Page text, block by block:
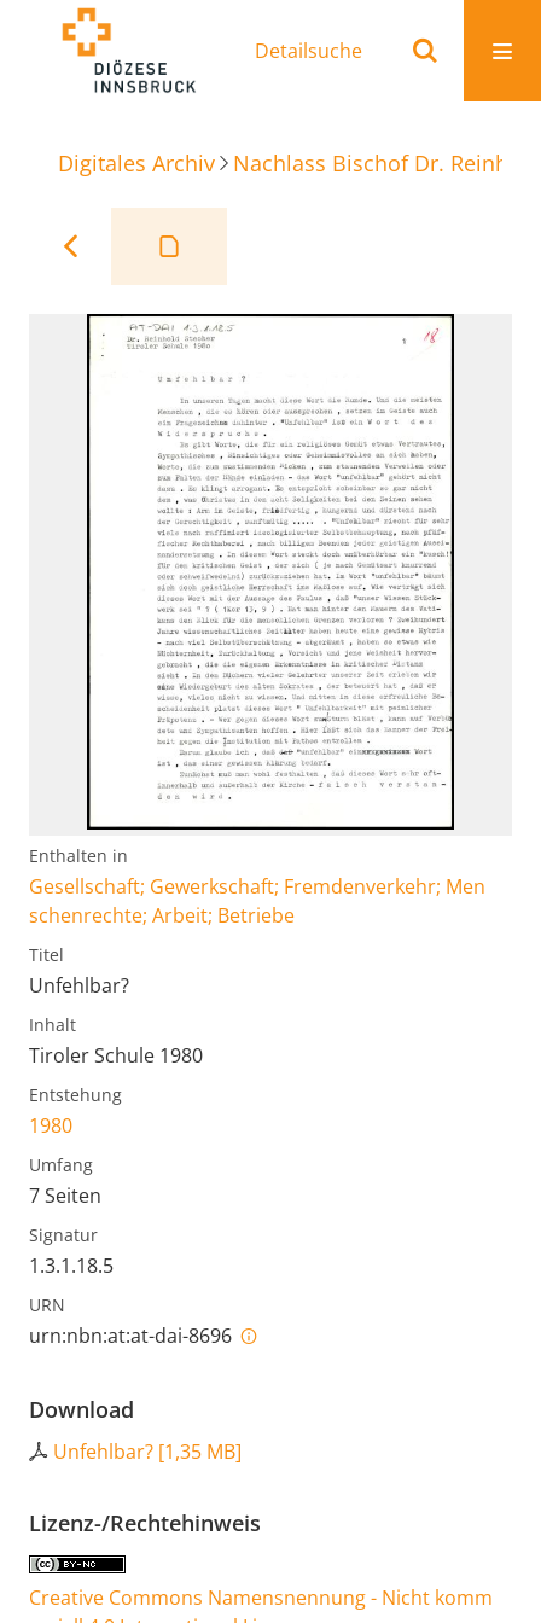
Detailsuche
Digitales Archiv Nachlass Bischof Dr.
Enthalten in
Gesellschaft; Gewerkschaft; Fremdenverkehr; Men
schenrechte; Arbeit; Betriebe
Titel
Unfehlbar?
Inhalt
Tiroler Schule 1980
Entstehung
1980
Umfang
7 Seiten
Signatur
1.3.1.18.5
URN
urn:nbn:at:at-dai-8696
Download
Unfehlbar? [1,35 MB]
Lizenz-/Rechtehinweis
Creative Commons Namensnennung - Nicht komm